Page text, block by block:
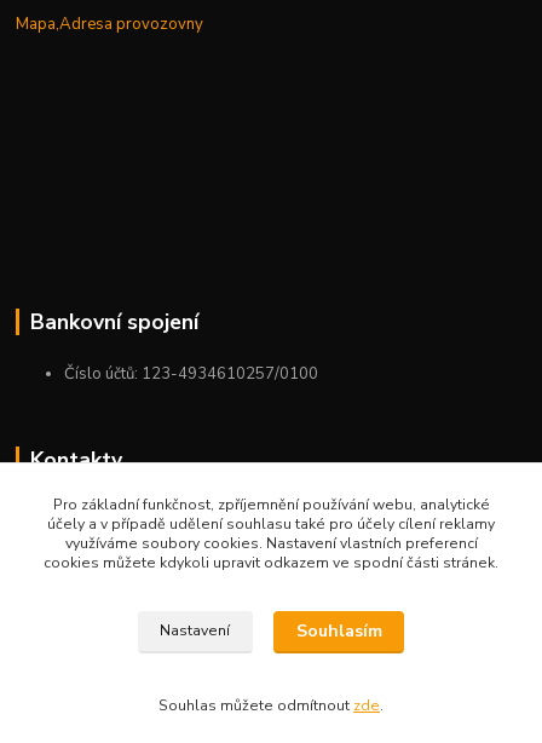
Mapa,Adresa provozovny
Bankovní spojení
Číslo účtů: 123-4934610257/0100
Kontakty
+420 775 954 963
9:00-12:00-13:00-16:00
Pro základní funkčnost, zpříjemnění používání webu, analytické
účely a v případě udělení souhlasu také pro účely cílení reklamy
využíváme soubory cookies. Nastavení vlastních preferencí
cookies můžete kdykoli upravit odkazem ve spodní části stránek.
Nastavení Souhlasím
Souhlas můžete odmítnout zde.